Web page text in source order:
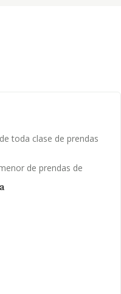
toda clase de prendas
de prendas de